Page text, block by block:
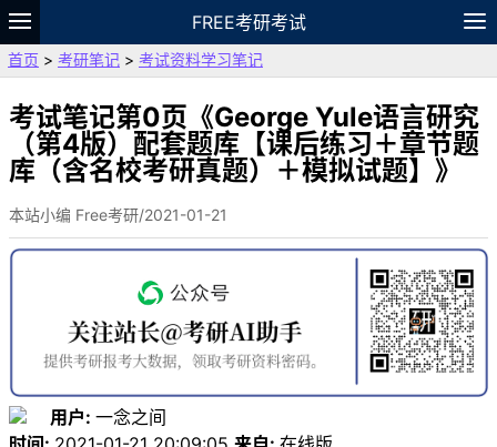
FREE考研考试
题库
故事 专题 APP
VIP
资料
首页 > 考研笔记 > 考试资料学习笔记
考试笔记第0页《George Yule语言研究
（第4版）配套题库【课后练习＋章节题
库（含名校考研真题）＋模拟试题】》
本站小编 Free考研/2021-01-21
用户: 一念之间